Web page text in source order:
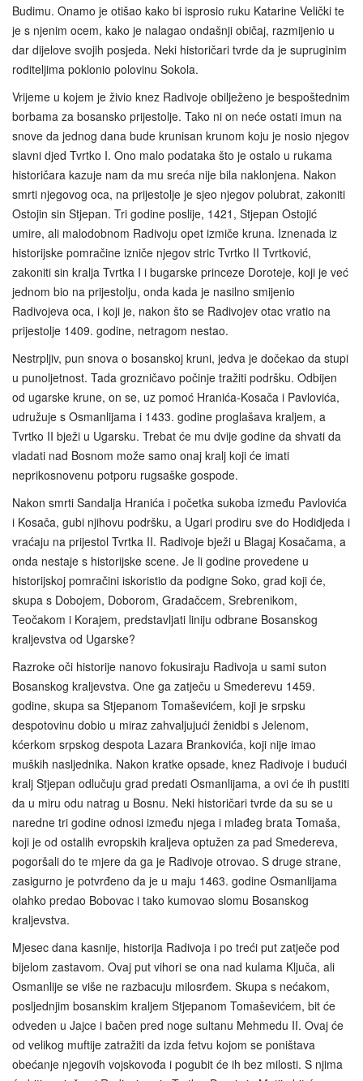
Budimu. Onamo je otišao kako bi isprosio ruku Katarine Velički te
je s njenim ocem, kako je nalagao ondašnji običaj, razmijenio u
dar dijelove svojih posjeda. Neki historičari tvrde da je supruginim
roditeljima poklonio polovinu Sokola.
Vrijeme u kojem je živio knez Radivoje obilježeno je bespoštednim
borbama za bosansko prijestolje. Tako ni on neće ostati imun na
snove da jednog dana bude krunisan krunom koju je nosio njegov
slavni djed Tvrtko I. Ono malo podataka što je ostalo u rukama
historičara kazuje nam da mu sreća nije bila naklonjena. Nakon
smrti njegovog oca, na prijestolje je sjeo njegov polubrat, zakoniti
Ostojin sin Stjepan. Tri godine poslije, 1421, Stjepan Ostojić
umire, ali malodobnom Radivoju opet izmiče kruna. Iznenada iz
historijske pomračine izniče njegov stric Tvrtko II Tvrtković,
zakoniti sin kralja Tvrtka I i bugarske princeze Doroteje, koji je već
jednom bio na prijestolju, onda kada je nasilno smijenio
Radivojeva oca, i koji je, nakon što se Radivojev otac vratio na
prijestolje 1409. godine, netragom nestao.
Nestrpljiv, pun snova o bosanskoj kruni, jedva je dočekao da stupi
u punoljetnost. Tada grozničavo počinje tražiti podršku. Odbijen
od ugarske krune, on se, uz pomoć Hranića-Kosača i Pavlovića,
udružuje s Osmanlijama i 1433. godine proglašava kraljem, a
Tvrtko II bježi u Ugarsku. Trebat će mu dvije godine da shvati da
vladati nad Bosnom može samo onaj kralj koji će imati
neprikosnovenu potporu rugsaške gospode.
Nakon smrti Sandalja Hranića i početka sukoba između Pavlovića
i Kosača, gubi njihovu podršku, a Ugari prodiru sve do Hodidjeda i
vraćaju na prijestol Tvrtka II. Radivoje bježi u Blagaj Kosačama, a
onda nestaje s historijske scene. Je li godine provedene u
historijskoj pomračini iskoristio da podigne Soko, grad koji će,
skupa s Dobojem, Doborom, Gradačcem, Srebrenikom,
Teočakom i Korajem, predstavljati liniju odbrane Bosanskog
kraljevstva od Ugarske?
Razroke oči historije nanovo fokusiraju Radivoja u sami suton
Bosanskog kraljevstva. One ga zatječu u Smederevu 1459.
godine, skupa sa Stjepanom Tomaševićem, koji je srpsku
despotovinu dobio u miraz zahvaljujući ženidbi s Jelenom,
kćerkom srpskog despota Lazara Brankovića, koji nije imao
muških nasljednika. Nakon kratke opsade, knez Radivoje i budući
kralj Stjepan odlučuju grad predati Osmanlijama, a ovi će ih pustiti
da u miru odu natrag u Bosnu. Neki historičari tvrde da su se u
naredne tri godine odnosi između njega i mlađeg brata Tomaša,
koji je od ostalih evropskih kraljeva optužen za pad Smedereva,
pogoršali do te mjere da ga je Radivoje otrovao. S druge strane,
zasigurno je potvrđeno da je u maju 1463. godine Osmanlijama
olahko predao Bobovac i tako kumovao slomu Bosanskog
kraljevstva.
Mjesec dana kasnije, historija Radivoja i po treći put zatječe pod
bijelom zastavom. Ovaj put vihori se ona nad kulama Ključa, ali
Osmanlije se više ne razbacuju milosrđem. Skupa s nećakom,
posljednjim bosanskim kraljem Stjepanom Tomaševićem, bit će
odveden u Jajce i bačen pred noge sultanu Mehmedu II. Ovaj će
od velikog muftije zatražiti da izda fetvu kojom se poništava
obećanje njegovih vojskovođa i pogubit će ih bez milosti. S njima